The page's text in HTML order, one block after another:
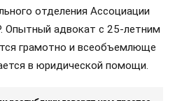
отделения Ассоциации
Опытный адвокат с 25-летним
грамотно и всеобъемлюще
в юридической помощи.